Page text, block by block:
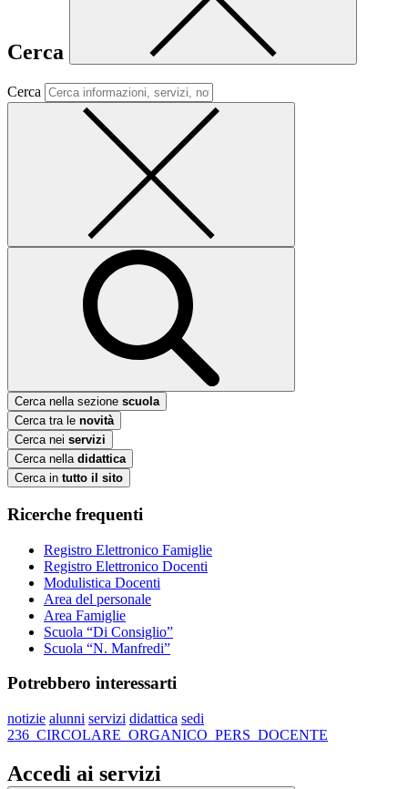
Cerca
Cerca
Cerca nella sezione scuola
Cerca tra le novità
Cerca nei servizi
Cerca nella didattica
Cerca in tutto il sito
Ricerche frequenti
Registro Elettronico Famiglie
Registro Elettronico Docenti
Modulistica Docenti
Area del personale
Area Famiglie
Scuola “Di Consiglio”
Scuola “N. Manfredi”
Potrebbero interessarti
notizie alunni servizi didattica sedi
236_CIRCOLARE_ORGANICO_PERS_DOCENTE
Accedi ai servizi